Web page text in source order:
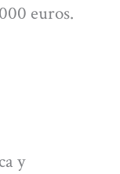
euros.
y